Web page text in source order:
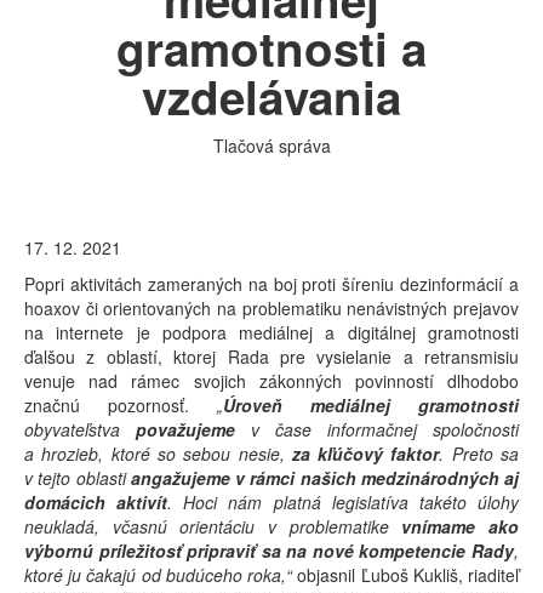
gramotnosti a
vzdelávania
Tlačová správa
17. 12. 2021
Popri aktivitách zameraných na boj proti šíreniu dezinformácií a
hoaxov či orientovaných na problematiku nenávistných prejavov
na internete je podpora mediálnej a digitálnej gramotnosti
ďalšou z oblastí, ktorej Rada pre vysielanie a retransmisiu
venuje nad rámec svojich zákonných povinností dlhodobo
značnú pozornosť. „Úroveň mediálnej gramotnosti
obyvateľstva považujeme v čase informačnej spoločnosti
a hrozieb, ktoré so sebou nesie,za kľúčový faktor. Preto sa
v tejto oblastiangažujeme v rámci našich medzinárodných aj
domácich aktivít. Hoci nám platná legislatíva takéto úlohy
neukladá, včasnú orientáciu v problematike vnímame ako
výbornú príležitosť pripraviť sa na nové kompetencie Rady,
ktoré ju čakajú od budúceho roka,“objasnil Ľuboš Kukliš, riaditeľ